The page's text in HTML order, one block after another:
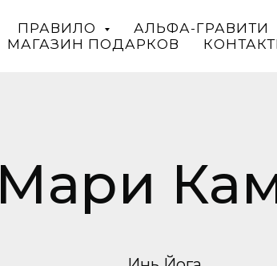
ПРАВИЛО
АЛЬФА-ГРАВИТИ
МАГАЗИН ПОДАРКОВ
Мари